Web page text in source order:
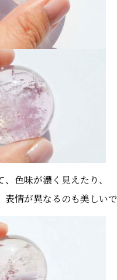
色味が濃く見えたり、
情が異なるのも美しいで